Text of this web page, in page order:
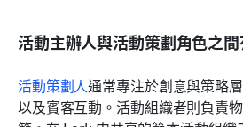
活動主辦人與活動策劃角色之
活動策劃人通常專注於創意與策略
以及賓客互動。活動組織者則負責